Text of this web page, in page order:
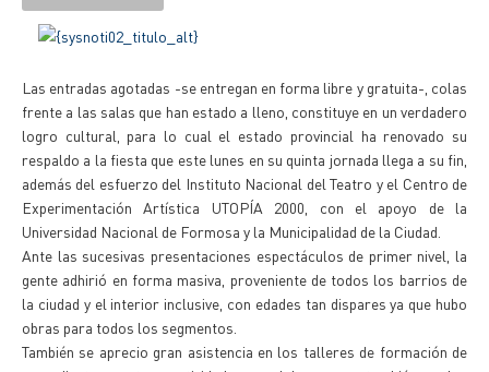
Las entradas agotadas -se entregan en forma libre y gratuita-, colas
frente a las salas que han estado a lleno, constituye en un verdadero
logro cultural, para lo cual el estado provincial ha renovado su
respaldo a la fiesta que este lunes en su quinta jornada llega a su fin,
además del esfuerzo del Instituto Nacional del Teatro y el Centro de
Experimentación Artística UTOPÍA 2000, con el apoyo de la
Universidad Nacional de Formosa y la Municipalidad de la Ciudad.
Ante las sucesivas presentaciones espectáculos de primer nivel, la
gente adhirió en forma masiva, proveniente de todos los barrios de
la ciudad y el interior inclusive, con edades tan dispares ya que hubo
obras para todos los segmentos.
También se aprecio gran asistencia en los talleres de formación de